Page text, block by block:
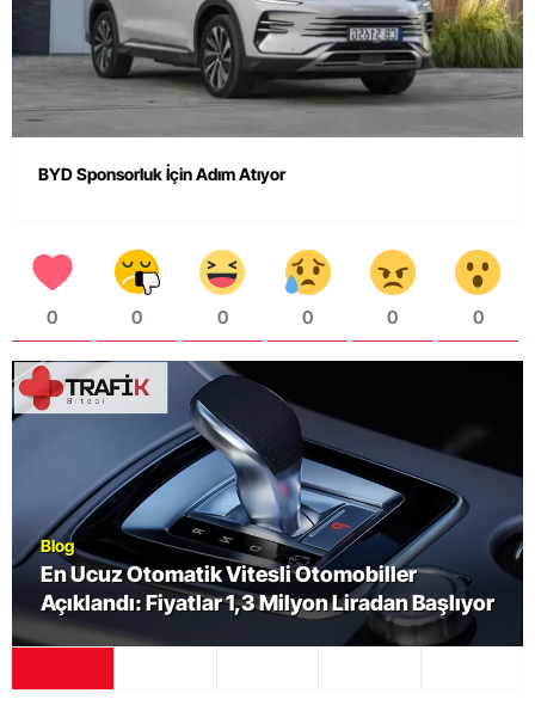
BYD Sponsorluk İçin Adım Atıyor
0 0 0 0 0 0
Blog
En Ucuz Otomatik Vitesli Otomobiller
Açıklandı: Fiyatlar 1,3 Milyon Liradan Başlıyor